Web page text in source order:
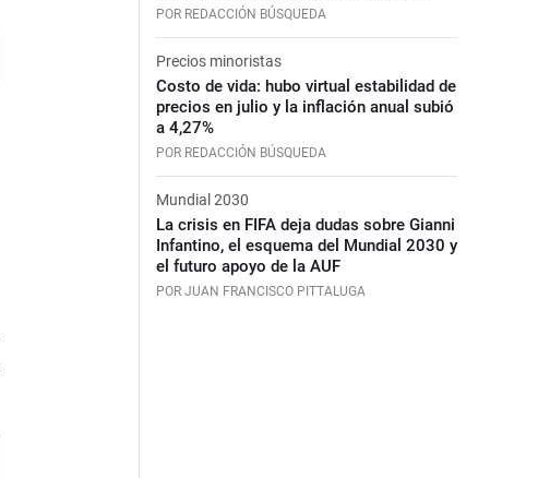
POR REDACCIÓN BÚSQUEDA
Precios minoristas
Costo de vida: hubo virtual estabilidad de
precios en julio y la inflación anual subió
a 4,27%
POR REDACCIÓN BÚSQUEDA
Mundial 2030
La crisis en FIFA deja dudas sobre Gianni
Infantino, el esquema del Mundial 2030 y
el futuro apoyo de la AUF
POR JUAN FRANCISCO PITTALUGA